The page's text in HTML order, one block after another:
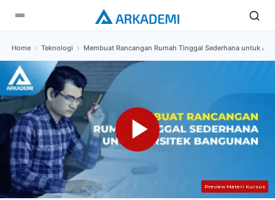
Home Teknologi Membuat Rancangan Rumah Tinggal Sederhana untuk
Preview Materi Kursus